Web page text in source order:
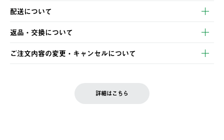
以下のいずれかの方法でお支払いいただけます。
・クレジットカード決済
・コンビニ決済
・Pay-easy決済
配送について
【発送スケジュール】
ご注文・ご入金完了より2営業日以内に商品を発送いたします。
土日祝の発送はございませんので、木曜日以降のご注文は週明け
の発送となる場合がございます。
返品・交換について
※お客様都合の場合
お客様都合の返品にかかる送料は、お客様ご負担とさせていただ
ご注文内容の変更・キャンセルについて
LOGOS FAMILY会員の方は、会員マイページ内 購入履歴画面に
詳細はこちら